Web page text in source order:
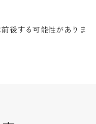
後する可能性がありま